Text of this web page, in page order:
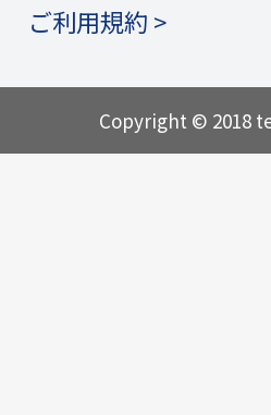
ご利用規約 >
Copyright © 2018